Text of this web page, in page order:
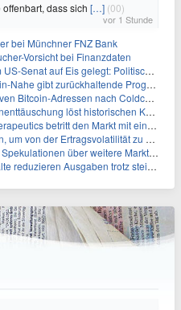
dass sich […] (00)
vor 1 Stunde
bei Münchner FNZ Bank
Vorsicht bei Finanzdaten
Politische Differenzen verzögern Krypto-Gesetzgebung bis September
gibt zurückhaltende Prognose
Bitcoin-Adressen nach Coldcard-Panik
löst historischen Kursrückgang aus
den Markt mit einem IPO-Boost von 150 Millionen Dollar
von der Ertragsvolatilität zu profitieren
über weitere Marktinterventionen nehmen zu
trotz steigender Löhne: Ein Warnsignal für das Wachstum